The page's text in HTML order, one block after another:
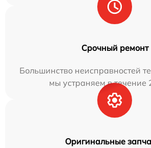
Срочный ремонт
Большинство неисправностей
мы устраняем в течение
Оригинальные